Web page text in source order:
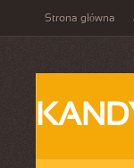
Strona główna